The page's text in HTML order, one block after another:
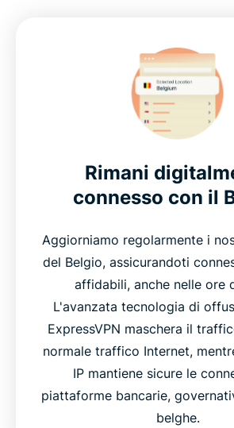
Rimani
connesso con il
Aggiorniamo regolarmente i
del Belgio, assicurandoti
affidabili, anche nelle ore
L'avanzata tecnologia di
ExpressVPN maschera il
normale traffico Internet,
IP mantiene sicure le
piattaforme bancarie,
belghe.